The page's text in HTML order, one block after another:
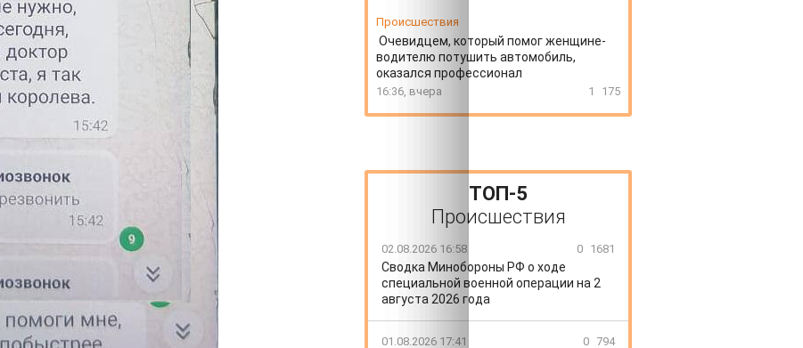
Происшествия
Очевидцем, который помог женщине-
водителю потушить автомобиль,
оказался профессионал
16:36, вчера 1 175
ТОП-5
Происшествия
02.08.2026 16:58 0 1681
Сводка Минобороны РФ о ходе
специальной военной операции на 2
августа 2026 года
01.08.2026 17:41 0 794